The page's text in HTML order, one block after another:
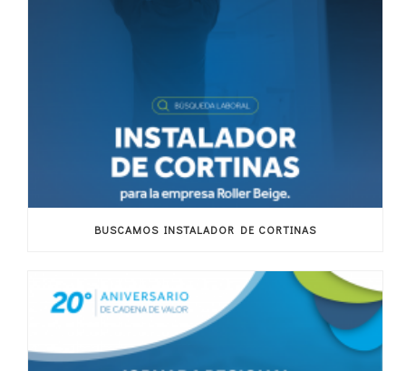
BUSCAMOS INSTALADOR DE CORTINAS